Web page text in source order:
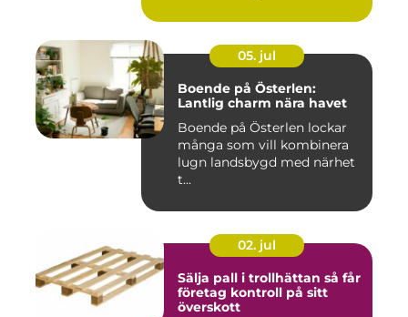
05. jul
Boende på Österlen:
Lantlig charm nära havet
Boende på Österlen lockar
många som vill kombinera
lugn landsbygd med närhet
t...
02. jul
Sälja pall i trollhättan så får
företag kontroll på sitt
överskott